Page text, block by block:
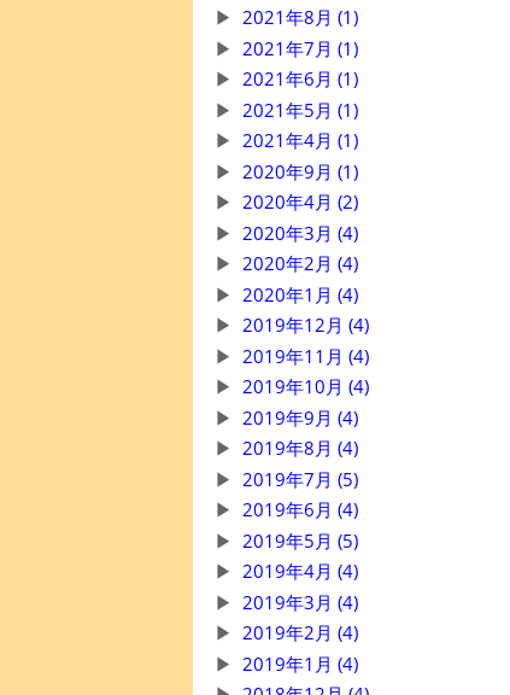
2021年8月 (1)
2021年7月 (1)
2021年6月 (1)
2021年5月 (1)
2021年4月 (1)
2020年9月 (1)
2020年4月 (2)
2020年3月 (4)
2020年2月 (4)
2020年1月 (4)
2019年12月 (4)
2019年11月 (4)
2019年10月 (4)
2019年9月 (4)
2019年8月 (4)
2019年7月 (5)
2019年6月 (4)
2019年5月 (5)
2019年4月 (4)
2019年3月 (4)
2019年2月 (4)
2019年1月 (4)